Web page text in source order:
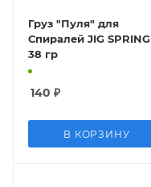
Груз "Пуля" для
Спиралей JIG SPRING
38 гр
140 ₽
В КОРЗИНУ